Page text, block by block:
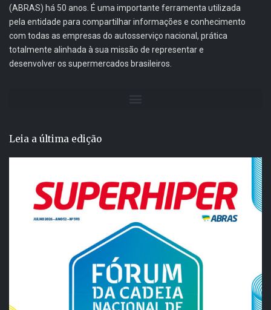
(ABRAS) há 50 anos. É uma importante ferramenta utilizada
pela entidade para compartilhar informações e conhecimento
com todas as empresas do autosserviço nacional, prática
totalmente alinhada à sua missão de representar e
desenvolver os supermercados brasileiros.
Leia a última edição